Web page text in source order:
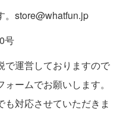
。store@whatfun.jp
号
で運営しておりますので
ームでお願いします。
対応させていただきま